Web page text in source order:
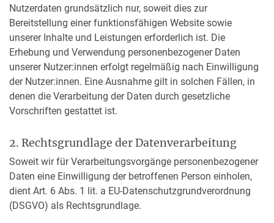
Nutzerdaten grundsätzlich nur, soweit dies zur
Bereitstellung einer funktionsfähigen Website sowie
unserer Inhalte und Leistungen erforderlich ist. Die
Erhebung und Verwendung personenbezogener Daten
unserer Nutzer:innen erfolgt regelmäßig nach Einwilligung
der Nutzer:innen. Eine Ausnahme gilt in solchen Fällen, in
denen die Verarbeitung der Daten durch gesetzliche
Vorschriften gestattet ist.
2. Rechtsgrundlage der Datenverarbeitung
Soweit wir für Verarbeitungsvorgänge personenbezogener
Daten eine Einwilligung der betroffenen Person einholen,
dient Art. 6 Abs. 1 lit. a EU-Datenschutzgrundverordnung
(DSGVO) als Rechtsgrundlage.